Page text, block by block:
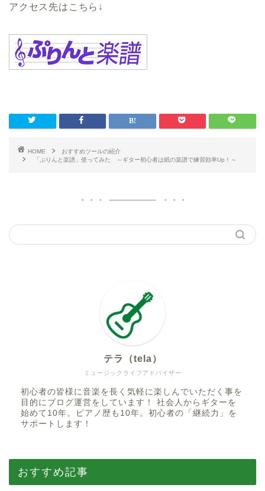
アクセス先はこちら↓
HOME
おすすめツールの紹介
「ぷりんと楽譜」使ってみた ～ギター初心者は紙の楽譜で練習効率Up！～
ミュージックライフアドバイザー
テラ（tela）
初心者の皆様に音楽を長く気軽に楽しんでいただく事を
目的にブログ運営をしています！ 社会人からギターを
始めて10年。ピアノ歴も10年。初心者の「継続力」を
サポートします！
おすすめ記事